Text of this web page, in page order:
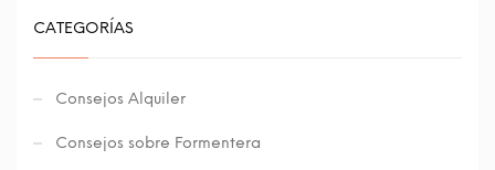
CATEGORÍAS
Consejos Alquiler
Consejos sobre Formentera